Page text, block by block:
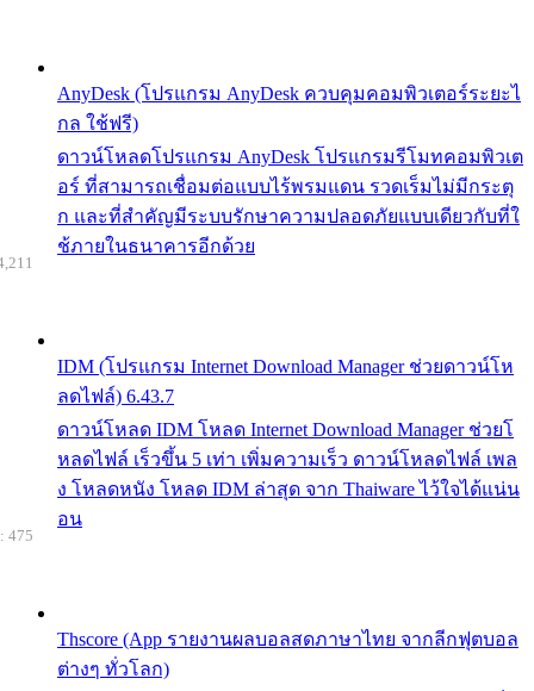
AnyDesk (โปรแกรม AnyDesk ควบคุมคอมพิวเตอร์ระยะไ
กล ใช้ฟรี)
ดาวน์โหลดโปรแกรม AnyDesk โปรแกรมรีโมทคอมพิวเต
อร์ ที่สามารถเชื่อมต่อแบบไร้พรมแดน รวดเร็มไม่มีกระตุ
ก และที่สำคัญมีระบบรักษาความปลอดภัยแบบเดียวกับที่ใ
ช้ภายในธนาคารอีกด้วย
IDM (โปรแกรม Internet Download Manager ช่วยดาวน์โห
ลดไฟล์) 6.43.7
ดาวน์โหลด IDM โหลด Internet Download Manager ช่วยโ
หลดไฟล์ เร็วขึ้น 5 เท่า เพิ่มความเร็ว ดาวน์โหลดไฟล์ เพล
ง โหลดหนัง โหลด IDM ล่าสุด จาก Thaiware ไว้ใจได้แน่น
อน
Thscore (App รายงานผลบอลสดภาษาไทย จากลีกฟุตบอล
ต่างๆ ทั่วโลก)
475